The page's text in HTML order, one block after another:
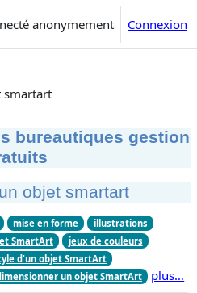
anonymement Connexion
smartart
bureautiques gestion
objet smartart
mise en forme
illustrations
SmartArt
jeux de couleurs
d'un objet SmartArt
un objet SmartArt plus…